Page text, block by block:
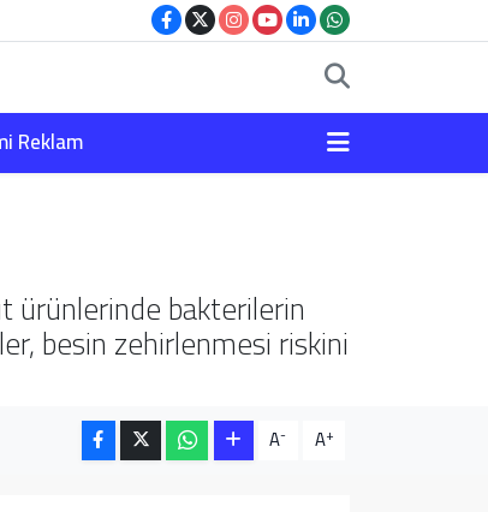
Reklam
ürünlerinde bakterilerin
besin zehirlenmesi riskini
A- A+